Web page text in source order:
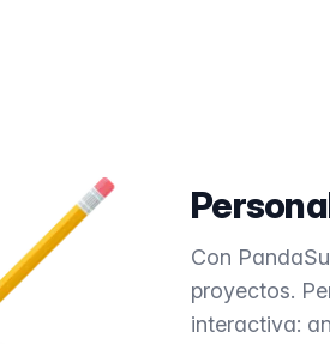
Con
proyectos.
interactiva: